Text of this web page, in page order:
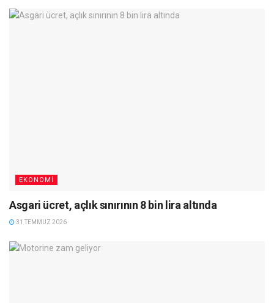
EKONOMI
Asgari ücret, açlık sınırının 8 bin lira altında
31 TEMMUZ 2026